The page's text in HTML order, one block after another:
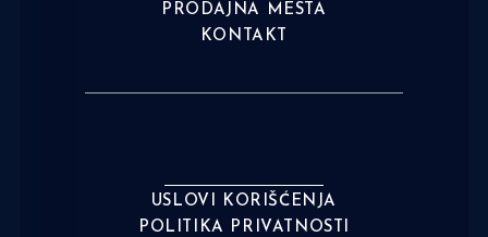
PRODAJNA MESTA
KONTAKT
USLOVI KORIŠĆENJA
POLITIKA PRIVATNOSTI